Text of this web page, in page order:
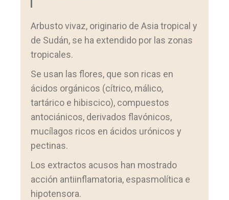
Arbusto vivaz, originario de Asia tropical y
de Sudán, se ha extendido por las zonas
tropicales.
Se usan las flores, que son ricas en
ácidos orgánicos (cítrico, málico,
tartárico e hibiscico), compuestos
antociánicos, derivados flavónicos,
mucílagos ricos en ácidos urónicos y
pectinas.
Los extractos acusos han mostrado
acción antiinflamatoria, espasmolítica e
hipotensora.